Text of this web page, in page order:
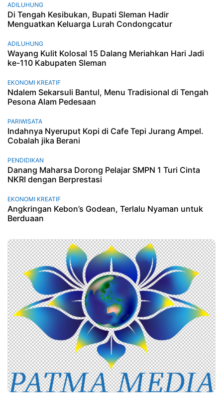
ADILUHUNG
Di Tengah Kesibukan, Bupati Sleman Hadir
Menguatkan Keluarga Lurah Condongcatur
ADILUHUNG
Wayang Kulit Kolosal 15 Dalang Meriahkan Hari Jadi
ke-110 Kabupaten Sleman
EKONOMI KREATIF
Ndalem Sekarsuli Bantul, Menu Tradisional di Tengah
Pesona Alam Pedesaan
PARIWISATA
Indahnya Nyeruput Kopi di Cafe Tepi Jurang Ampel.
Cobalah jika Berani
PENDIDIKAN
Danang Maharsa Dorong Pelajar SMPN 1 Turi Cinta
NKRI dengan Berprestasi
EKONOMI KREATIF
Angkringan Kebon’s Godean, Terlalu Nyaman untuk
Berduaan